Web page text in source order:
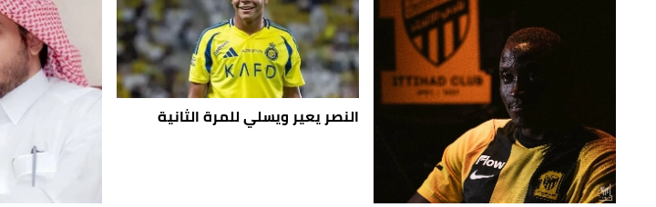
النصر يعير ويسلي للمرة الثانية